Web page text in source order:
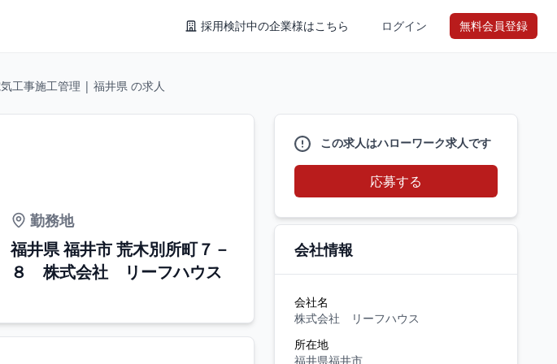
採用検討中の企業様はこちら ログイン 無料会員登録
工事施工管理 | 福井県 の求人
勤務地
福井県 福井市 荒木別所町７－
８ 株式会社 リーフハウス
この求人はハローワーク求人です
応募する
会社情報
会社名
株式会社 リーフハウス
所在地
福井県福井市